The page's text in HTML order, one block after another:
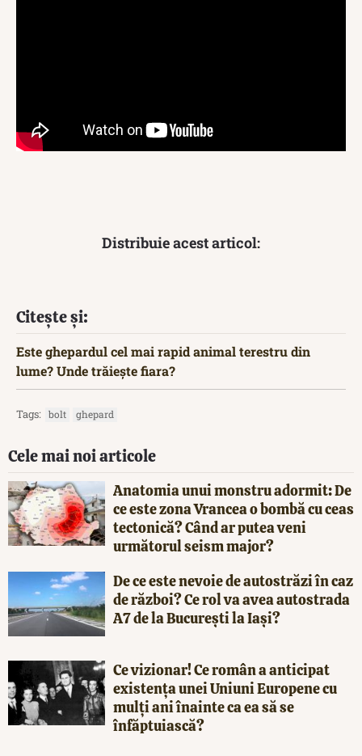
Distribuie acest articol:
Citește și:
Este ghepardul cel mai rapid animal terestru din
lume? Unde trăiește fiara?
Tags: bolt ghepard
Cele mai noi articole
Anatomia unui monstru adormit: De
ce este zona Vrancea o bombă cu ceas
tectonică? Când ar putea veni
următorul seism major?
De ce este nevoie de autostrăzi în caz
de război? Ce rol va avea autostrada
A7 de la București la Iași?
Ce vizionar! Ce român a anticipat
existența unei Uniuni Europene cu
mulți ani înainte ca ea să se
înfăptuiască?